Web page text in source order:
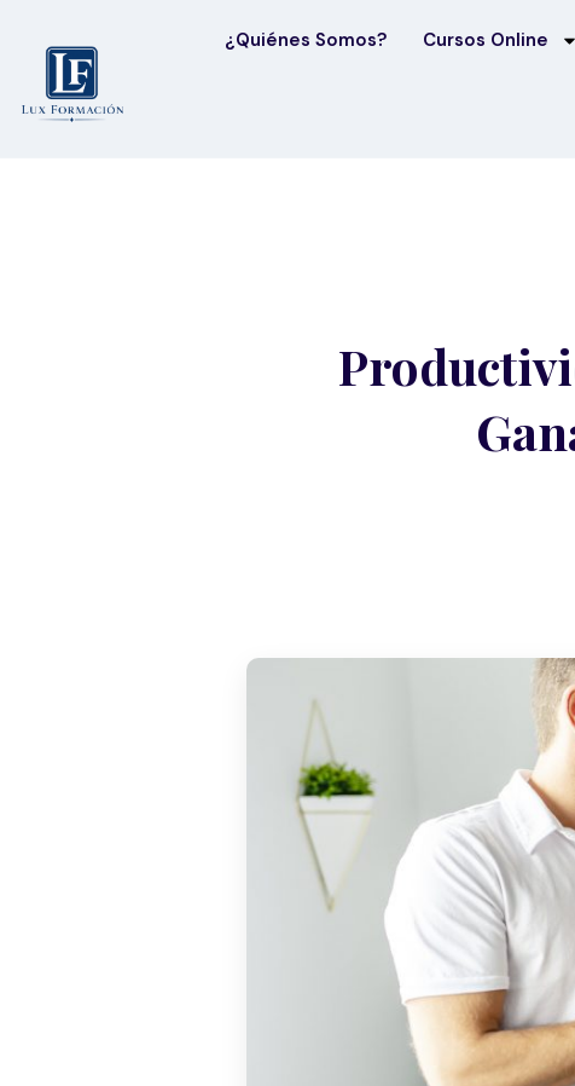
¿Quiénes Somos? Cursos Online